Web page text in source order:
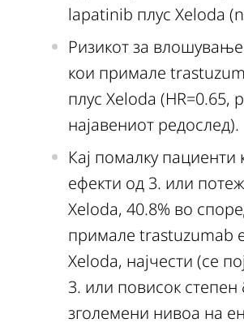
lapatinib плус Xeloda
Ризикот за
кои примале
плус Xeloda
најавениот редослед).
Кај помалку
ефекти од 3. или
Xeloda, 40.8% во
примале trastuzumab
Xeloda, најчести (се
3. или повисок
зголемени нивоа на